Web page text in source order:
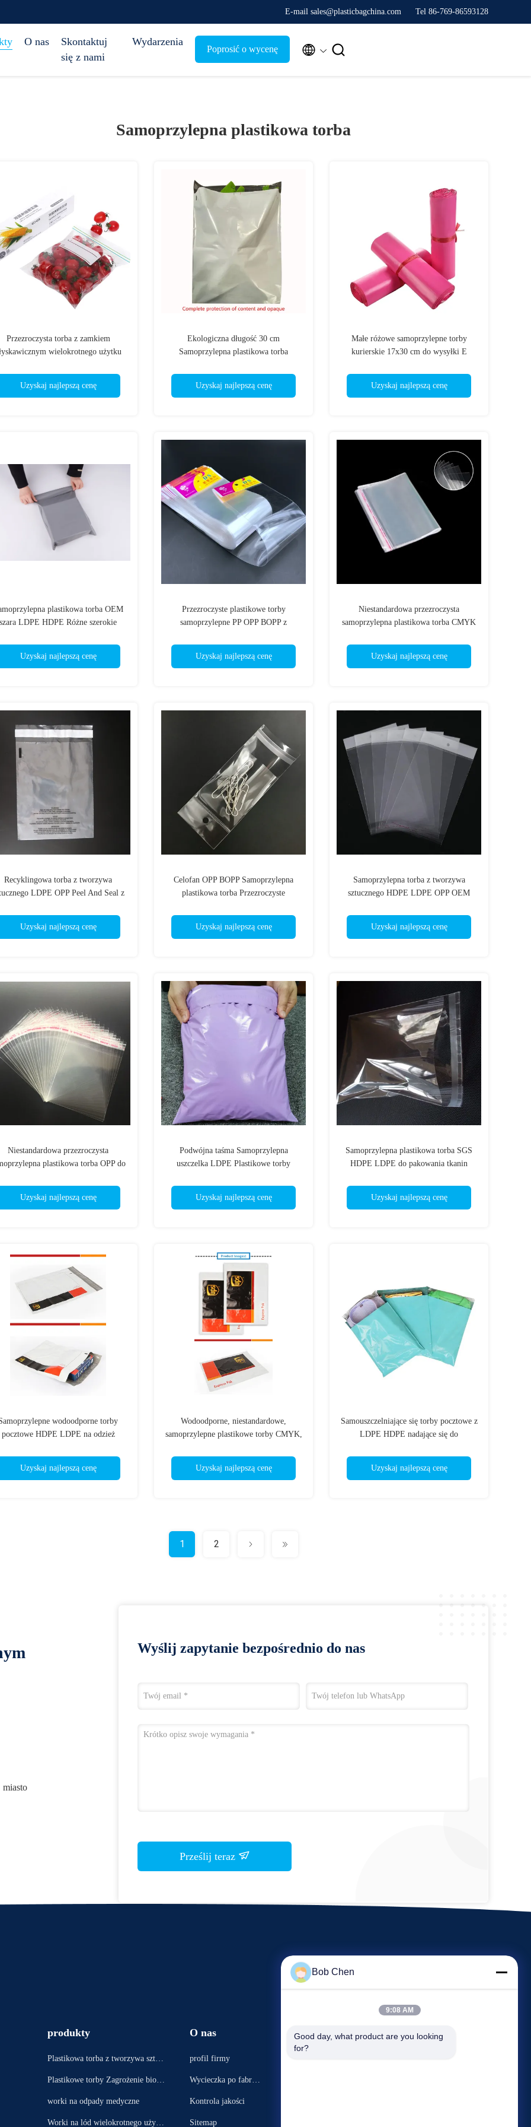
E-mail sales@plasticbagchina.com Tel 86-769-86593128
O nas
Skontaktuj
się z nami
Wydarzenia
Poprosić o wycenę  
Samoprzylepna plastikowa torba
Przezroczysta torba z zamkiem
wielokrotnego użytku
zamka błyskawicznego
Uzyskaj najlepszą cenę
Ekologiczna długość 30 cm
Samoprzylepna plastikowa torba
Uzyskaj najlepszą cenę
Małe różowe samoprzylepne torby
kurierskie 17x30 cm do wysyłki E
Uzyskaj najlepszą cenę
plastikowa torba OEM
szara LDPE HDPE Różne szerokie
Uzyskaj najlepszą cenę
Przezroczyste plastikowe torby
samoprzylepne PP OPP BOPP z
Uzyskaj najlepszą cenę
Niestandardowa przezroczysta
samoprzylepna plastikowa torba CMYK
Uzyskaj najlepszą cenę
Recyklingowa torba z tworzywa
LDPE OPP Peel And Seal z
Uzyskaj najlepszą cenę
Celofan OPP BOPP Samoprzylepna
plastikowa torba Przezroczyste
Uzyskaj najlepszą cenę
Samoprzylepna torba z tworzywa
sztucznego HDPE LDPE OPP OEM
Uzyskaj najlepszą cenę
Niestandardowa przezroczysta
plastikowa torba OPP do
Uzyskaj najlepszą cenę
Podwójna taśma Samoprzylepna
uszczelka LDPE Plastikowe torby
Uzyskaj najlepszą cenę
Samoprzylepna plastikowa torba SGS
HDPE LDPE do pakowania tkanin
Uzyskaj najlepszą cenę
wodoodporne torby
pocztowe HDPE LDPE na odzież
Uzyskaj najlepszą cenę
Wodoodporne, niestandardowe,
samoprzylepne plastikowe torby CMYK,
Uzyskaj najlepszą cenę
Samouszczelniające się torby pocztowe z
LDPE HDPE nadające się do
Uzyskaj najlepszą cenę
1 2
miasto
Wyślij zapytanie bezpośrednio do nas
Prześlij teraz
produkty
Plastikowa torba z tworzywa sztuc
Plastikowe torby Zagrożenie biolo
worki na odpady medyczne
Worki na lód wielokrotnego użytk
O nas
profil firmy
Wycieczka po fabryc
Kontrola jakości
Sitemap
Wydarzenia
Poprosić o wycenę
Bob Chen
9:08 AM
Good day, what product are you looking
for?